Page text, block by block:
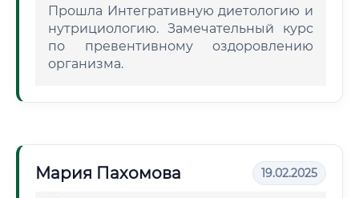
Прошла Интегративную диетологию и
нутрициологию. Замечательный курс
по превентивному оздоровлению
организма.
Мария Пахомова 19.02.2025